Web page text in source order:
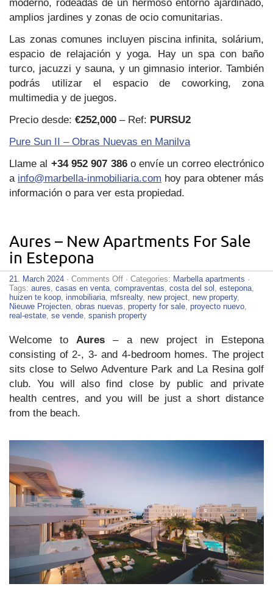
moderno, rodeadas de un hermoso entorno ajardinado,
amplios jardines y zonas de ocio comunitarias.
Las zonas comunes incluyen piscina infinita, solárium,
espacio de relajación y yoga. Hay un spa con baño
turco, jacuzzi y sauna, y un gimnasio interior. También
podrás utilizar el espacio de coworking, zona
multimedia y de juegos.
Precio desde: €252,000 – Ref: PURSU2
Pure Sun II – Obras Nuevas en Manilva
Llame al +34 952 907 386o envíe un correo electrónico
a info@marbella-inmobiliaria.com hoy para obtener más
información o para ver esta propiedad.
Aures – New Apartments For Sale
in Estepona
21. March 2024 · Comments Offon
Aures
–
New
Apartments
in
Estepona
· Categories: Marbella apartments ·
Tags: aures, casas en venta, compraventas, costa del sol , estepona,
huizen te koop, inmobiliaria, mfsrealty, new project, new property,
Nieuwe Projecten, obras nuevas, property for sale, proyecto nuevo,
real-estate, se vende, spanish property
Welcome toAures – a new project in Estepona
consisting of 2-, 3- and 4-bedroom homes. The project
sits close to Selwo Adventure Park and La Resina golf
club. You will also find close by public and private
health centres, and you will be just a short distance
from the beach.